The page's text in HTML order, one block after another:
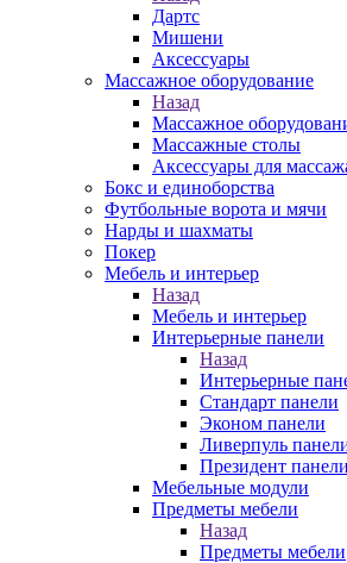
Дартс
Мишени
Аксессуары
Массажное оборудование
Назад
Массажное
Массажные столы
Аксессуары для
Бокс и единоборства
Футбольные ворота и мячи
Нарды и шахматы
Покер
Мебель и интерьер
Назад
Мебель и интерьер
Интерьерные панели
Назад
Интерьерные
Стандарт панели
Эконом панели
Ливерпуль
Президент панели
Мебельные модули
Предметы мебели
Назад
Предметы мебели